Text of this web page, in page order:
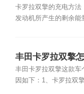
卡罗拉双擎的充电方法
发动机所产生的剩余能
丰田卡罗拉双擎
丰田卡罗拉双擎这款车
因如下：1、卡罗拉双